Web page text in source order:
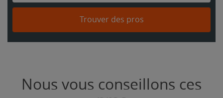
Trouver des pros
Nous vous conseillons ces